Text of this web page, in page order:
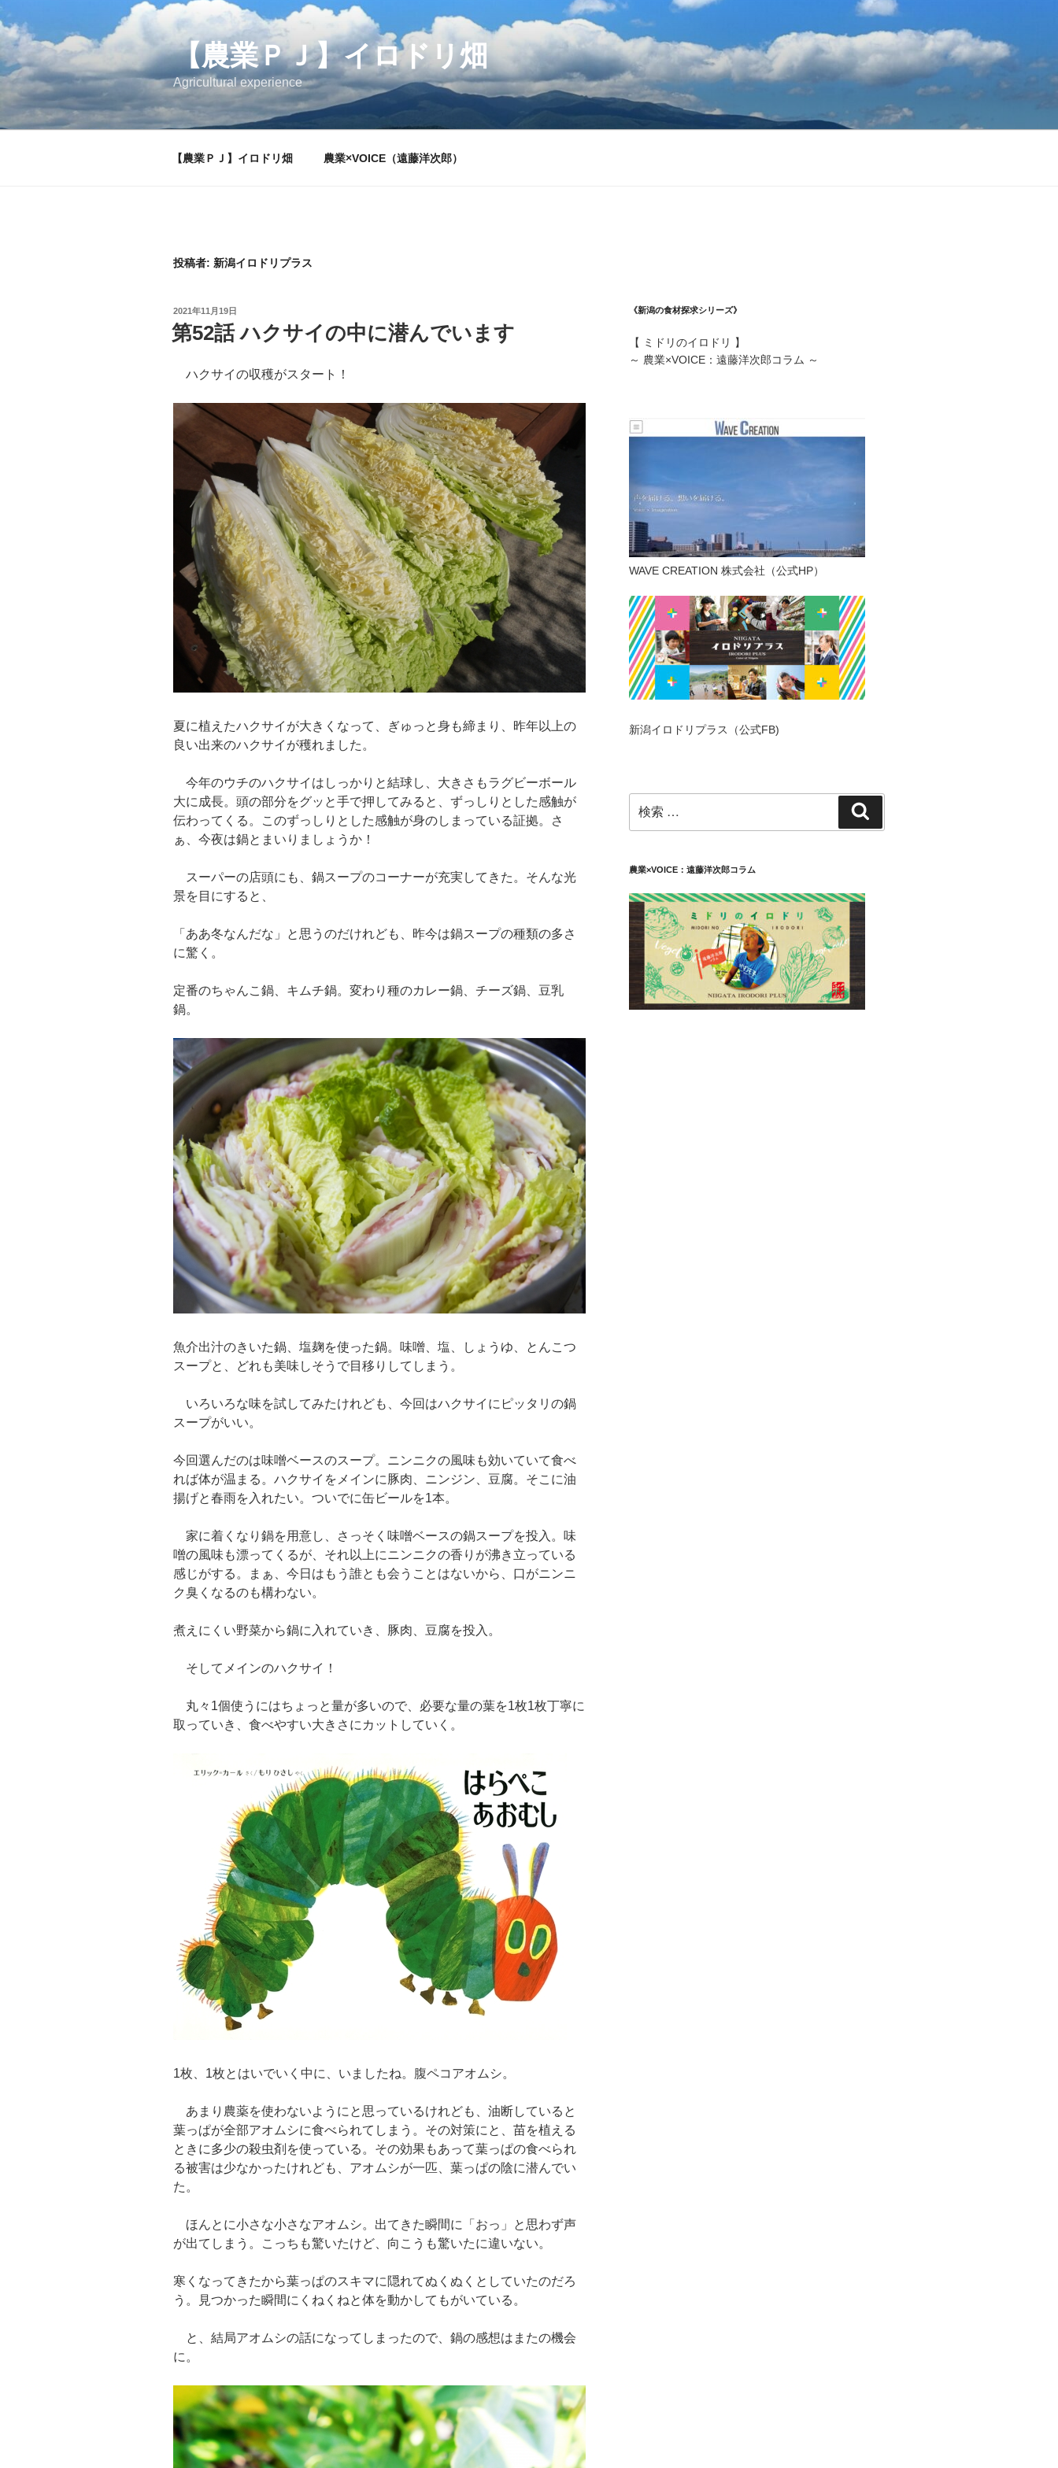
コ
ン
ン
へ
【農業ＰＪ】イロドリ畑
Agricultural experience
【農業ＰＪ】イロドリ畑 農業×VOICE（遠藤洋次郎）
投稿者: 新潟イロドリプラス
投
稿
日:
2021年11月19日
第52話 ハクサイの中に潜んでいます
ハクサイの収穫がスタート！
夏に植えたハクサイが大きくなって、ぎゅっと身も締まり、昨年以上の
良い出来のハクサイが穫れました。
今年のウチのハクサイはしっかりと結球し、大きさもラグビーボール
大に成長。頭の部分をグッと手で押してみると、ずっしりとした感触が
伝わってくる。このずっしりとした感触が身のしまっている証拠。さ
ぁ、今夜は鍋とまいりましょうか！
スーパーの店頭にも、鍋スープのコーナーが充実してきた。そんな光
景を目にすると、
「ああ冬なんだな」と思うのだけれども、昨今は鍋スープの種類の多さ
に驚く。
定番のちゃんこ鍋、キムチ鍋。変わり種のカレー鍋、チーズ鍋、豆乳
鍋。
魚介出汁のきいた鍋、塩麹を使った鍋。味噌、塩、しょうゆ、とんこつ
スープと、どれも美味しそうで目移りしてしまう。
いろいろな味を試してみたけれども、今回はハクサイにピッタリの鍋
スープがいい。
今回選んだのは味噌ベースのスープ。ニンニクの風味も効いていて食べ
れば体が温まる。ハクサイをメインに豚肉、ニンジン、豆腐。そこに油
揚げと春雨を入れたい。ついでに缶ビールを1本。
家に着くなり鍋を用意し、さっそく味噌ベースの鍋スープを投入。味
噌の風味も漂ってくるが、それ以上にニンニクの香りが沸き立っている
感じがする。まぁ、今日はもう誰とも会うことはないから、口がニンニ
ク臭くなるのも構わない。
煮えにくい野菜から鍋に入れていき、豚肉、豆腐を投入。
そしてメインのハクサイ！
丸々1個使うにはちょっと量が多いので、必要な量の葉を1枚1枚丁寧に
取っていき、食べやすい大きさにカットしていく。
1枚、1枚とはいでいく中に、いましたね。腹ペコアオムシ。
あまり農薬を使わないようにと思っているけれども、油断していると
葉っぱが全部アオムシに食べられてしまう。その対策にと、苗を植える
ときに多少の殺虫剤を使っている。その効果もあって葉っぱの食べられ
る被害は少なかったけれども、アオムシが一匹、葉っぱの陰に潜んでい
た。
ほんとに小さな小さなアオムシ。出てきた瞬間に「おっ」と思わず声
が出てしまう。こっちも驚いたけど、向こうも驚いたに違いない。
寒くなってきたから葉っぱのスキマに隠れてぬくぬくとしていたのだろ
う。見つかった瞬間にくねくねと体を動かしてもがいている。
と、結局アオムシの話になってしまったので、鍋の感想はまたの機会
に。
《新潟の食材探求シリーズ》
【 ミドリのイロドリ 】
～ 農業×VOICE：遠藤洋次郎コラム ～
WAVE CREATION 株式会社（公式HP）
新潟イロドリプラス（公式FB)
索:
索
農業×VOICE：遠藤洋次郎コラム